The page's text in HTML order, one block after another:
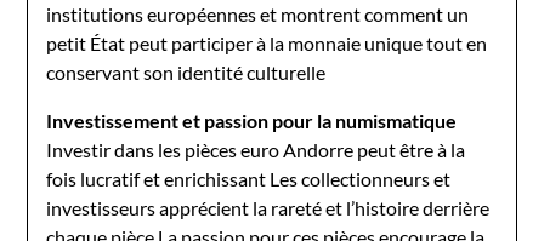
institutions européennes et montrent comment un
petit État peut participer à la monnaie unique tout en
conservant son identité culturelle
Investissement et passion pour la numismatique
Investir dans les pièces euro Andorre peut être à la
fois lucratif et enrichissant Les collectionneurs et
investisseurs apprécient la rareté et l’histoire derrière